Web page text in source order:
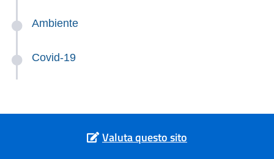
Ambiente
Covid-19
Valuta questo sito